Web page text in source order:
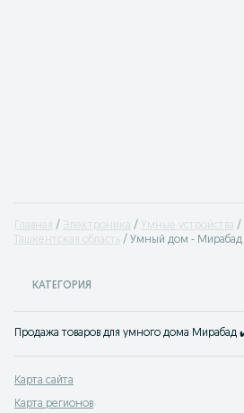
Главная Электроника Умные устройства
Ташкентская область
Умный дом - Мирабад
КАТЕГОРИЯ
Карта сайта
Карта регионов